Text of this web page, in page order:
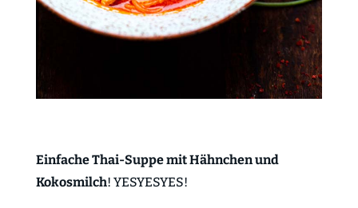
Einfache Thai-Suppe mit Hähnchen und
Kokosmilch! YESYESYES!